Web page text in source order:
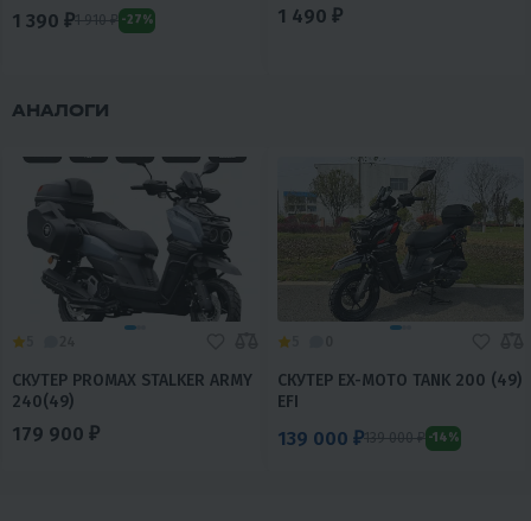
1 390 ₽1 910 ₽ -27% 1 490 ₽
АНАЛОГИ
СКУТЕР PROMAX STALKER ARMY
240(49)
179 900 ₽
СКУТЕР EX-MOTO TANK 200 (49)
EFI
139 000 ₽139 000 ₽ -14%